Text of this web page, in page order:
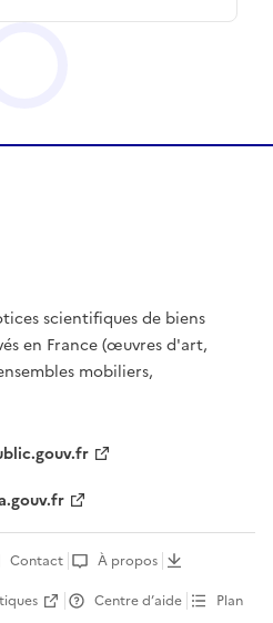
scientifiques de biens
en France (œuvres d'art,
mobiliers,
Contact
À propos
Centre d’aide Plan